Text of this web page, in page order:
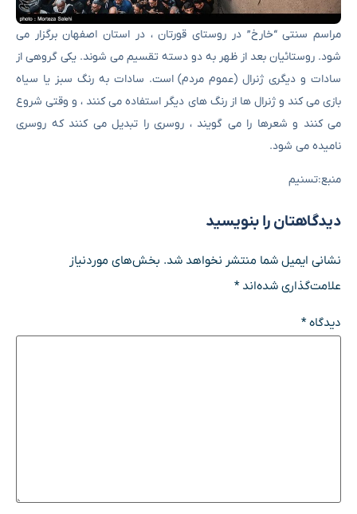
مراسم سنتی “خارخ” در روستای قورتان ، در استان اصفهان برگزار می
شود. روستائیان بعد از ظهر به دو دسته تقسیم می شوند. یکی گروهی از
سادات و دیگری ژنرال (عموم مردم) است. سادات به رنگ سبز یا سیاه
بازی می کند و ژنرال ها از رنگ های دیگر استفاده می کنند ، و وقتی شروع
می کنند و شعرها را می گویند ، روسری را تبدیل می کنند که روسری
نامیده می شود.
منبع:تسنیم
دیدگاهتان را بنویسید
نشانی ایمیل شما منتشر نخواهد شد. بخش‌های موردنیاز
علامت‌گذاری شده‌اند*
دیدگاه*